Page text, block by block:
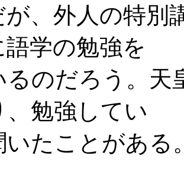
が、外人の特別
学の勉強を
るのだろう。天
、勉強してい
いたことがある